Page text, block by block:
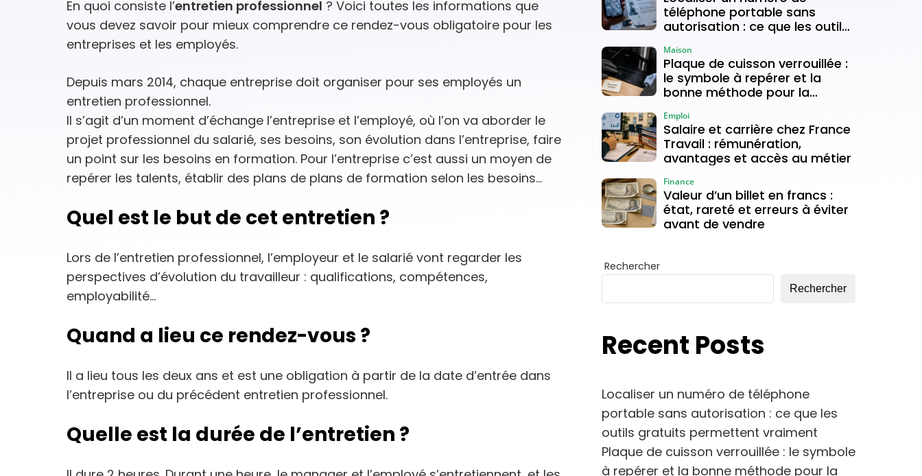
En quoi consiste l’entretien professionnel ? Voici toutes les informations que
vous devez savoir pour mieux comprendre ce rendez-vous obligatoire pour les
entreprises et les employés.
Depuis mars 2014, chaque entreprise doit organiser pour ses employés un
entretien professionnel.
Il s’agit d’un moment d’échange l’entreprise et l’employé, où l’on va aborder le
projet professionnel du salarié, ses besoins, son évolution dans l’entreprise, faire
un point sur les besoins en formation. Pour l’entreprise c’est aussi un moyen de
repérer les talents, établir des plans de plans de formation selon les besoins…
Quel est le but de cet entretien ?
Lors de l’entretien professionnel, l’employeur et le salarié vont regarder les
perspectives d’évolution du travailleur : qualifications, compétences,
employabilité…
Quand a lieu ce rendez-vous ?
Il a lieu tous les deux ans et est une obligation à partir de la date d’entrée dans
l’entreprise ou du précédent entretien professionnel.
Quelle est la durée de l’entretien ?
téléphone portable sans
autorisation : ce que les outils
Plaque de cuisson verrouillée :
le symbole à repérer et la
bonne méthode pour la
Maison
Salaire et carrière chez France
Travail : rémunération,
avantages et accès au métier
Emploi
Valeur d’un billet en francs :
état, rareté et erreurs à éviter
avant de vendre
Finance
Rechercher
Rechercher
Recent Posts
Localiser un numéro de téléphone
portable sans autorisation : ce que les
outils gratuits permettent vraiment
Plaque de cuisson verrouillée : le symbole
à repérer et la bonne méthode pour la